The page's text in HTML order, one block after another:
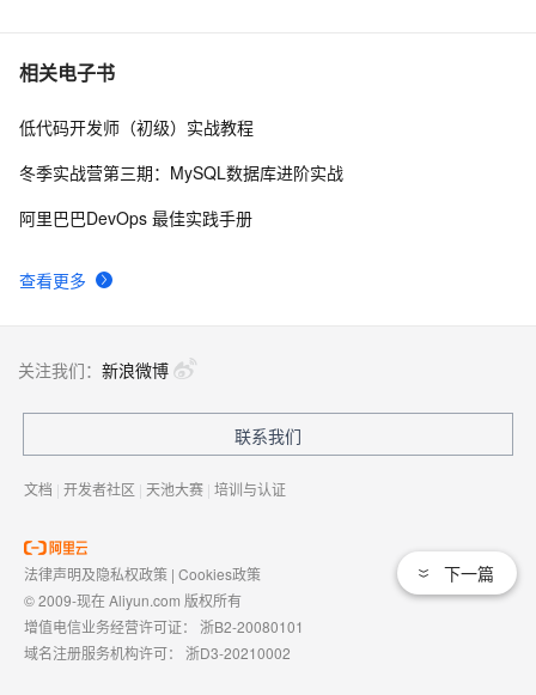
7 【转】RAC 安装维护的 Metalink 必读文档
8 【工具】一款oracle rac 检查工具
相关电子书
查看更多
低代码开发师（初级）实战教程
冬季实战营第三期：MySQL数据库进阶实战
阿里巴巴DevOps 最佳实践手册
下一篇
关注我们： 新浪微博
联系我们
文档 | 开发者社区 | 天池大赛 | 培训与认证
法律声明及隐私权政策 | Cookies政策
© 2009-现在 Aliyun.com 版权所有
增值电信业务经营许可证： 浙B2-20080101
域名注册服务机构许可： 浙D3-20210002